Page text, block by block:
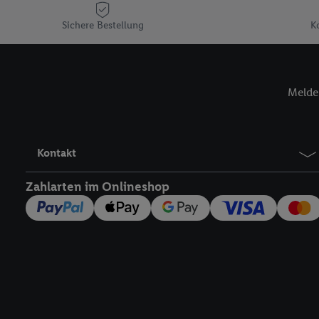
Sichere Bestellung
Kontakt
Zahlarten im Onlineshop
Plus-Konto einloggen,
Verantwortlichkeit mit
zu erstellen (die
Hierzu wird von uns
Adresse in
Zudem erlauben Sie
den Lidl-Diensten
Wenn das der Fall ist,
Insbesondere können
werden, damit wir
Nutzung der Utiq-
widerrufen - jederzeit
Telekommunikations-
die Lidl-Dienste)